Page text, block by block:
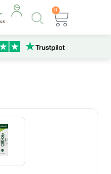
Products
search
0
Basket